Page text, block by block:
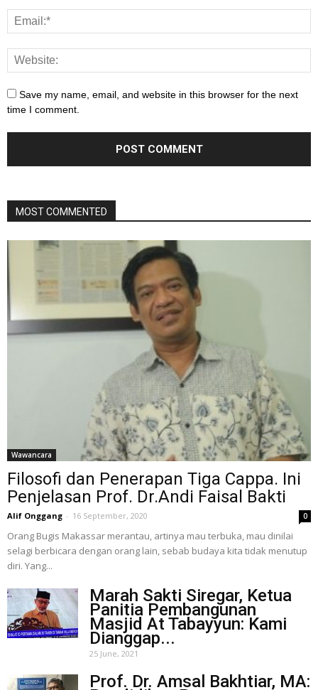
Save my name, email, and website in this browser for the next
time I comment.
MOST COMMENTED
Wawancara
Filosofi dan Penerapan Tiga Cappa. Ini
Penjelasan Prof. Dr.Andi Faisal Bakti
Alif Onggang - 16 September, 2020 0
Orang Bugis Makassar merantau, artinya mau terbuka, mau dinilai
selagi berbicara dengan orang lain, sebab budaya kita tidak menutup
diri. Yang...
Marah Sakti Siregar, Ketua
Panitia Pembangunan
Masjid At Tabayyun: Kami
Dianggap...
25 June, 2021
Prof. Dr. Amsal Bakhtiar, MA: